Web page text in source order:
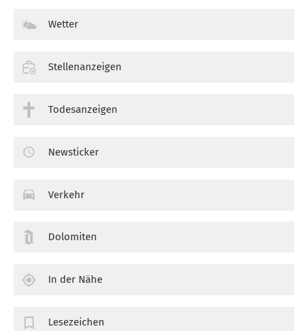
Wetter
Stellenanzeigen
Todesanzeigen
Newsticker
Verkehr
Dolomiten
In der Nähe
Lesezeichen